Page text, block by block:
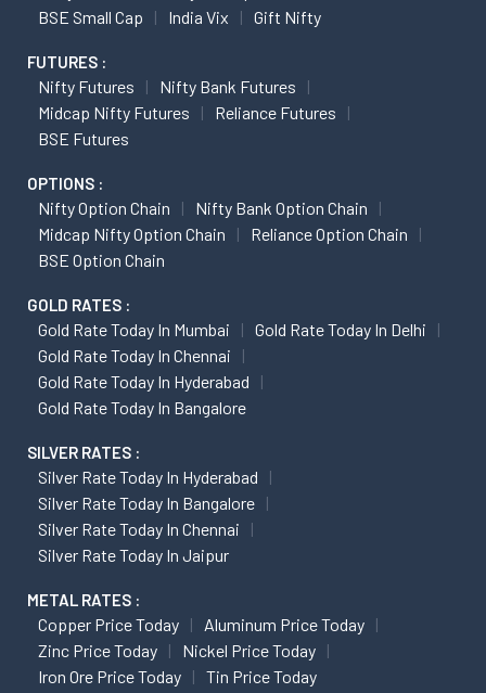
BSE Small Cap
India Vix Gift Nifty
FUTURES :
Nifty Futures
Nifty Bank Futures
Midcap Nifty Futures
Reliance Futures
BSE Futures
OPTIONS :
Nifty Option Chain
Nifty Bank Option Chain
Midcap Nifty Option Chain
Reliance Option Chain
BSE Option Chain
GOLD RATES :
Gold Rate Today In Mumbai
Gold Rate Today In Delhi
Gold Rate Today In Chennai
Gold Rate Today In Hyderabad
Gold Rate Today In Bangalore
SILVER RATES :
Silver Rate Today In Hyderabad
Silver Rate Today In Bangalore
Silver Rate Today In Chennai
Silver Rate Today In Jaipur
METAL RATES :
Copper Price Today
Aluminum Price Today
Zinc Price Today
Nickel Price Today
Iron Ore Price Today
Tin Price Today